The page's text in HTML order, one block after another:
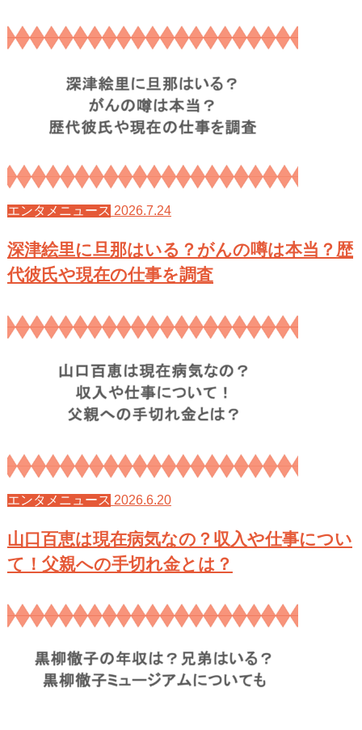
エンタメニュース 2026.7.24
深津絵里に旦那はいる？がんの噂は本当？歴
代彼氏や現在の仕事を調査
エンタメニュース 2026.6.20
山口百恵は現在病気なの？収入や仕事につい
て！父親への手切れ金とは？